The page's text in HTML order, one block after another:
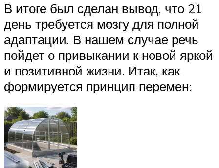
В итоге был сделан вывод, что 21
день требуется мозгу для полной
адаптации. В нашем случае речь
пойдет о привыкании к новой яркой
и позитивной жизни. Итак, как
формируется принцип перемен: